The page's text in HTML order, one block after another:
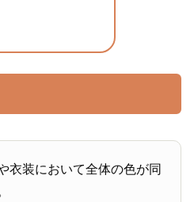
衣装において全体の色が同